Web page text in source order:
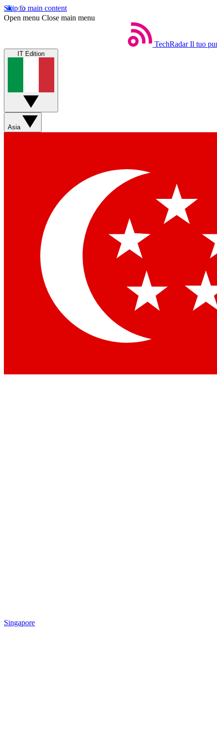
Skip to main content
Open menu Close main menu
TechRadar Il tuo
IT Edition
Asia
Singapore